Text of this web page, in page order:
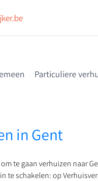
Particuliere
in Gent
te gaan verhuizen naar
te schakelen: op